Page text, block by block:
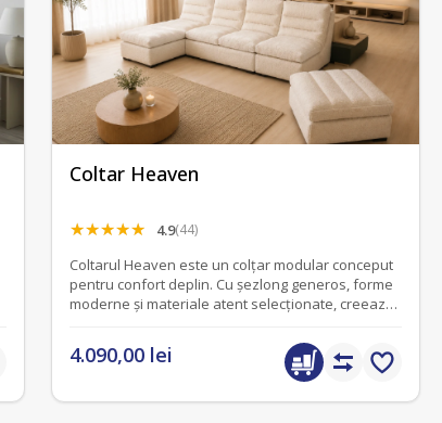
Coltar Heaven
4.9(44)
Coltarul Heaven este un colțar modular conceput
pentru confort deplin. Cu șezlong generos, forme
moderne și materiale atent selecționate, creează
4.090,00 lei